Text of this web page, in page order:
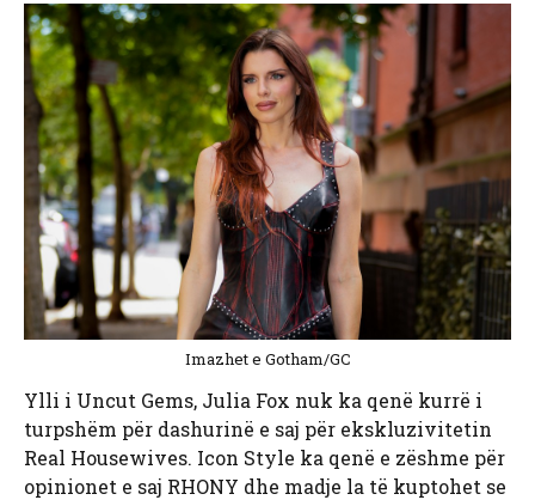
Imazhet e Gotham/GC
Ylli i Uncut Gems, Julia Fox nuk ka qenë kurrë i
turpshëm për dashurinë e saj për ekskluzivitetin
Real Housewives. Icon Style ka qenë e zëshme për
opinionet e saj RHONY dhe madje la të kuptohet se